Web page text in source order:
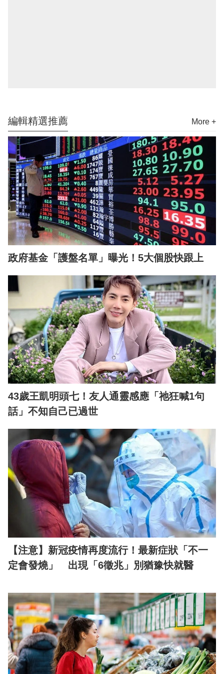
編輯精選推薦 More +
政府基金「護盤名單」曝光！5大個股快跟上
43歲王凱明頭七！友人通靈感應「祂狂喊1句
話」不知自己已過世
【注意】新冠疫情再度流行！最新症狀「不一
定會發燒」 出現「6徵兆」別猶豫快就醫